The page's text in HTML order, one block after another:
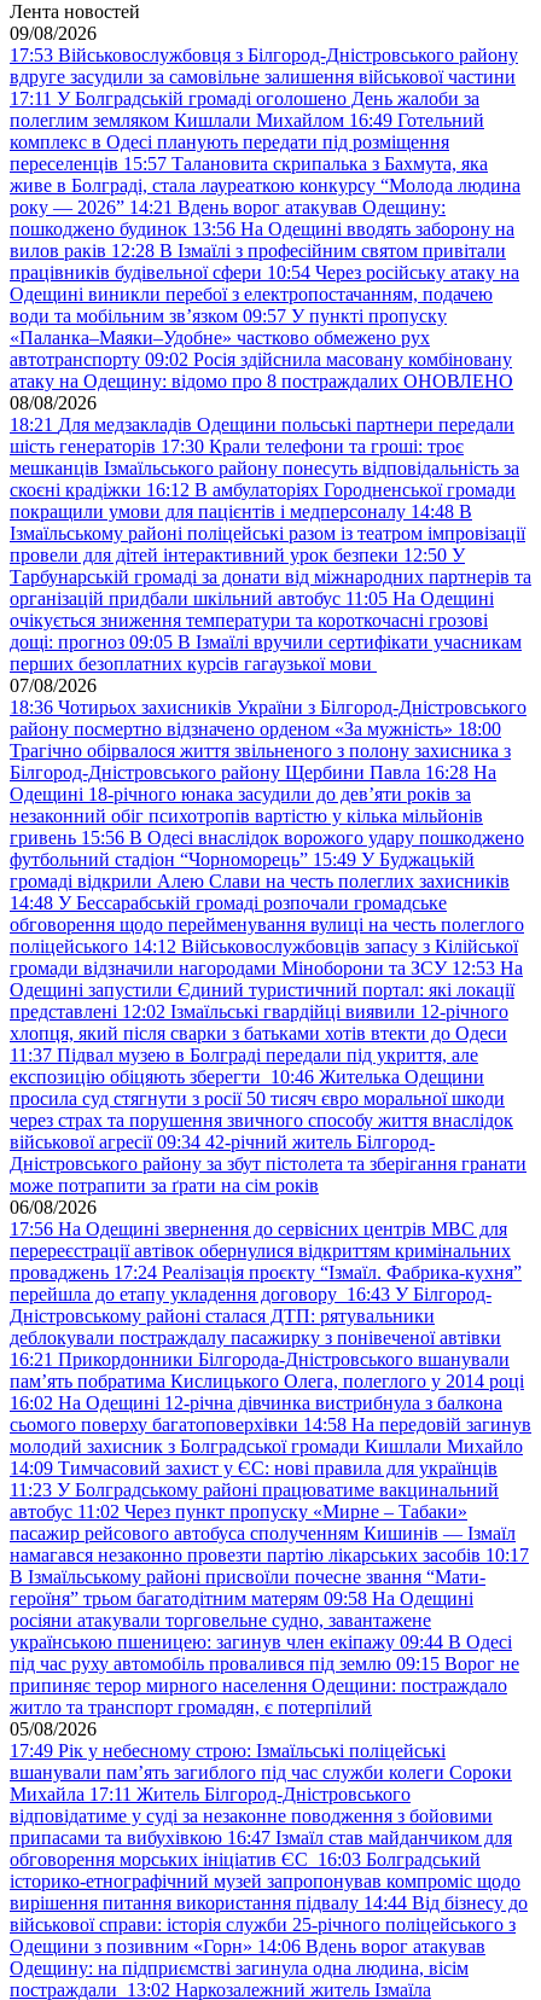
Лента новостей
09/08/2026
17:53 Військовослужбовця з Білгород-Дністровського району
вдруге засудили за самовільне залишення військової частини
17:11 У Болградській громаді оголошено День жалоби за
полеглим земляком Кишлали Михайлом 16:49 Готельний
комплекс в Одесі планують передати під розміщення
переселенців 15:57 Талановита скрипалька з Бахмута, яка
живе в Болграді, стала лауреаткою конкурсу “Молода людина
року — 2026” 14:21 Вдень ворог атакував Одещину:
пошкоджено будинок 13:56 На Одещині вводять заборону на
вилов раків 12:28 В Ізмаїлі з професійним святом привітали
працівників будівельної сфери 10:54 Через російську атаку на
Одещині виникли перебої з електропостачанням, подачею
води та мобільним звʼязком 09:57 У пункті пропуску
«Паланка–Маяки–Удобне» частково обмежено рух
автотранспорту 09:02 Росія здійснила масовану комбіновану
атаку на Одещину: відомо про 8 постраждалих ОНОВЛЕНО
08/08/2026
18:21 Для медзакладів Одещини польські партнери передали
шість генераторів 17:30 Крали телефони та гроші: троє
мешканців Ізмаїльського району понесуть відповідальність за
скоєні крадіжки 16:12 В амбулаторіях Городненської громади
покращили умови для пацієнтів і медперсоналу 14:48 В
Ізмаїльському районі поліцейські разом із театром імпровізації
провели для дітей інтерактивний урок безпеки 12:50 У
Тарбунарській громаді за донати від міжнародних партнерів та
організацій придбали шкільний автобус 11:05 На Одещині
очікується зниження температури та короткочасні грозові
дощі: прогноз 09:05 В Ізмаїлі вручили сертифікати учасникам
перших безоплатних курсів гагаузької мови
07/08/2026
18:36 Чотирьох захисників України з Білгород-Дністровського
району посмертно відзначено орденом «За мужність» 18:00
Трагічно обірвалося життя звільненого з полону захисника з
Білгород-Дністровського району Щербини Павла 16:28 На
Одещині 18-річного юнака засудили до дев’яти років за
незаконний обіг психотропів вартістю у кілька мільйонів
гривень 15:56 В Одесі внаслідок ворожого удару пошкоджено
футбольний стадіон “Чорноморець” 15:49 У Буджацькій
громаді відкрили Алею Слави на честь полеглих захисників
14:48 У Бессарабській громаді розпочали громадське
обговорення щодо перейменування вулиці на честь полеглого
поліцейського 14:12 Військовослужбовців запасу з Кілійської
громади відзначили нагородами Міноборони та ЗСУ 12:53 На
Одещині запустили Єдиний туристичний портал: які локації
представлені 12:02 Ізмаїльські гвардійці виявили 12-річного
хлопця, який після сварки з батьками хотів втекти до Одеси
11:37 Підвал музею в Болграді передали під укриття, але
експозицію обіцяють зберегти 10:46 Жителька Одещини
просила суд стягнути з росії 50 тисяч євро моральної шкоди
через страх та порушення звичного способу життя внаслідок
військової агресії 09:34 42-річний житель Білгород-
Дністровського району за збут пістолета та зберігання гранати
може потрапити за ґрати на сім років
06/08/2026
17:56 На Одещині звернення до сервісних центрів МВС для
перереєстрації автівок обернулися відкриттям кримінальних
проваджень 17:24 Реалізація проєкту “Ізмаїл. Фабрика-кухня”
перейшла до етапу укладення договору 16:43 У Білгород-
Дністровському районі сталася ДТП: рятувальники
деблокували постраждалу пасажирку з понівеченої автівки
16:21 Прикордонники Білгорода-Дністровського вшанували
пам’ять побратима Кислицького Олега, полеглого у 2014 році
16:02 На Одещині 12-річна дівчинка вистрибнула з балкона
сьомого поверху багатоповерхівки 14:58 На передовій загинув
молодий захисник з Болградської громади Кишлали Михайло
14:09 Тимчасовий захист у ЄС: нові правила для українців
11:23 У Болградському районі працюватиме вакцинальний
автобус 11:02 Через пункт пропуску «Мирне – Табаки»
пасажир рейсового автобуса сполученням Кишинів — Ізмаїл
намагався незаконно провезти партію лікарських засобів 10:17
В Ізмаїльському районі присвоїли почесне звання “Мати-
героїня” трьом багатодітним матерям 09:58 На Одещині
росіяни атакували торговельне судно, завантажене
українською пшеницею: загинув член екіпажу 09:44 В Одесі
під час руху автомобіль провалився під землю 09:15 Ворог не
припиняє терор мирного населення Одещини: постраждало
житло та транспорт громадян, є потерпілий
05/08/2026
17:49 Рік у небесному строю: Ізмаїльські поліцейські
вшанували пам’ять загиблого під час служби колеги Сороки
Михайла 17:11 Житель Білгород-Дністровського
відповідатиме у суді за незаконне поводження з бойовими
припасами та вибухівкою 16:47 Ізмаїл став майданчиком для
обговорення морських ініціатив ЄС 16:03 Болградський
історико-етнографічний музей запропонував компроміс щодо
вирішення питання використання підвалу 14:44 Від бізнесу до
військової справи: історія служби 25-річного поліцейського з
Одещини з позивним «Горн» 14:06 Вдень ворог атакував
Одещину: на підприємстві загинула одна людина, вісім
постраждали 13:02 Наркозалежний житель Ізмаїла